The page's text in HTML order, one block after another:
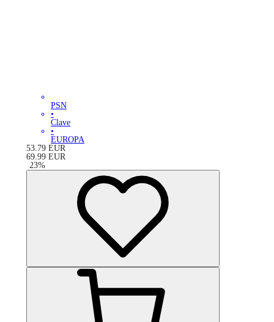
PSN
•
Clave
•
EUROPA
53.79 EUR
69.99 EUR
-23%